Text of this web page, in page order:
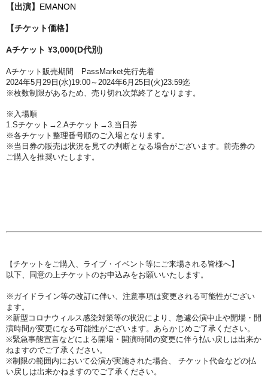
【出演】 EMANON
【チケット価格】
Aチケット ¥3,000(D代別)
Aチケット販売期間
PassMarket先行先着
2024年5月29日(水)19:00～2024年6月25日(火)23:59迄
※枚数制限があるため、売り切れ次第終了となります。
※入場順
1.Sチケット →2.Aチケット →3.当日券
※各チケット 整理番号順のご入場となります。
※当日券の販売は状況を見ての判断となる場合がございます。前売券の
ご購入を推奨いたします。
【チケットをご購入、ライブ・イベント等にご来場される皆様へ】
以下、同意の上チケットのお申込みをお願いいたします。
※ガイドライン等の改訂に伴い、注意事項は変更される可能性がござい
ます。
※新型コロナウィルス感染対策等の状況により、急遽公演中止や開場・開
演時間が変更になる可能性がございます。あらかじめご了承ください。
※緊急事態宣言などによる開場・開演時間の変更に伴う払い戻しは出来か
ねますのでご了承ください。
※制限の範囲内において公演が実施された場合、 チケット代金などの払
い戻しは出来かねますのでご了承ください。